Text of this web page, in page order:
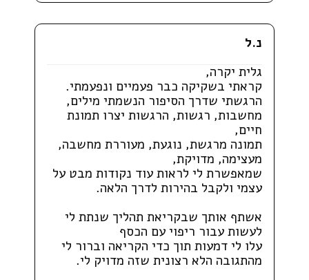
נ.ל
גלית יקרה,
קראתי בשקיקה כבר פעמיים ונפעמתי.
הרגשתי שדרך הסיפור הנשמתי מילים,
מחשבות, רגשות, הרגשות יצרו תמונת
חיים,
תמונה מרגשת, נוגעת, מעוררת מחשבה,
מעצימה, מדויקת,
שמאפשרת לי לראות עוד נקודות מבט על
עצמי ולקבל בהירות לדרך הלאה.
אשתף אותך שבקריאת תהליך שנתת לי
לעשות עבור ריפוי עם הכסף
עלו לי דמעות תוך כדי הקריאה וברור לי
מהתגובה הלא רצונית שזה מדויק לי.